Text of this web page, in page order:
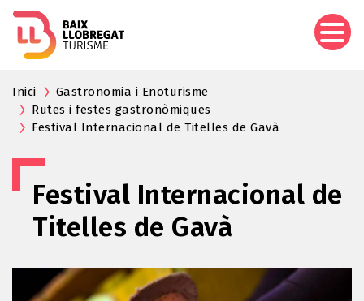
Inici
Gastronomia i Enoturisme
Rutes i festes gastronòmiques
Festival Internacional de Titelles de Gavà
Festival Internacional de
Titelles de Gavà